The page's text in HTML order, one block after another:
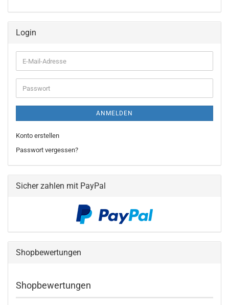
Login
E-
Mail-
Adresse
Passwort
ANMELDEN
Konto erstellen
Passwort vergessen?
Sicher zahlen mit PayPal
Shopbewertungen
Shopbewertungen